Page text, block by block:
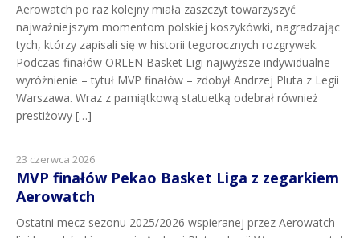
Aerowatch po raz kolejny miała zaszczyt towarzyszyć
najważniejszym momentom polskiej koszykówki, nagradzając
tych, którzy zapisali się w historii tegorocznych rozgrywek.
Podczas finałów ORLEN Basket Ligi najwyższe indywidualne
wyróżnienie – tytuł MVP finałów – zdobył Andrzej Pluta z Legii
Warszawa. Wraz z pamiątkową statuetką odebrał również
prestiżowy […]
23 czerwca 2026
MVP finałów Pekao Basket Liga z zegarkiem
Aerowatch
Ostatni mecz sezonu 2025/2026 wspieranej przez Aerowatch